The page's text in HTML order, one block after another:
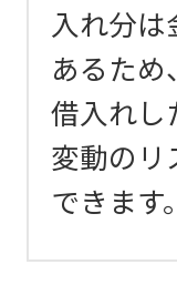
入れ分は
あるため
借入れし
変動のリ
できます。